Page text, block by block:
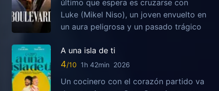
último que espera es cruzarse con
Luke (Mikel Niso), un joven envuelto en
un aura peligrosa y un pasado trágico
A una isla de ti
4 1h 42min 2026
Un cocinero con el corazón partido va